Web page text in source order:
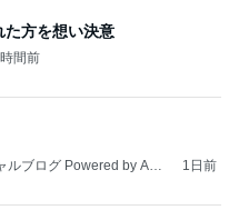
た方を想い決意
間前
ブログ Powered by Ame
1日前